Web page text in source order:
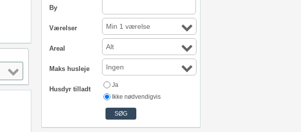
By
Værelser Min 1 værelse
Areal Alt
Maks husleje Ingen
Husdyr tilladt
Ja
Ikke nødvendigvis